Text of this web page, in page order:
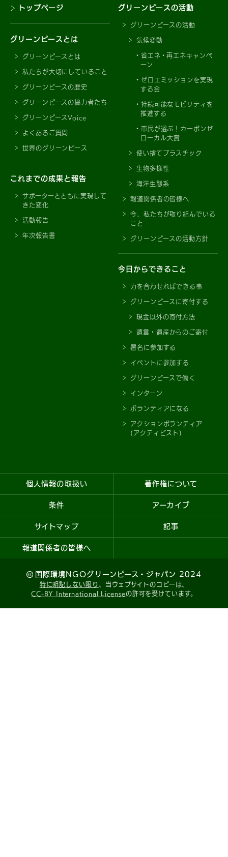
トップページ
グリーンピースとは
グリーンピースとは
私たちが大切にしていること
グリーンピースの歴史
グリーンピースの協力者たち
グリーンピースVoice
よくあるご質問
世界のグリーンピース
これまでの成果と報告
サポーターとともに実現して
きた変化
活動報告
年次報告書
グリーンピースの活動
グリーンピースの活動
気候変動
省エネ・再エネキャンペ
ーン
ゼロエミッションを実現
する会
持続可能なモビリティを
推進する
市民が選ぶ！カーボンゼ
ローカル大賞
使い捨てプラスチック
生物多様性
海洋生態系
報道関係者の皆様へ
今、私たちが取り組んでいる
こと
グリーンピースの活動方針
今日からできること
力を合わせればできる事
グリーンピースに寄付する
現金以外の寄付方法
遺言・遺産からのご寄付
署名に参加する
イベントに参加する
グリーンピースで働く
インターン
ボランティアになる
アクションボランティア
(アクティビスト)
個人情報の取扱い 著作権について
条件 アーカイブ
サイトマップ 記事
報道関係者の皆様へ
国際環境NGOグリーンピース・ジャパン 2024
特に明記しない限り 、当ウェブサイトのコピーは、
CC-BY International Licenseの許可を受けています。